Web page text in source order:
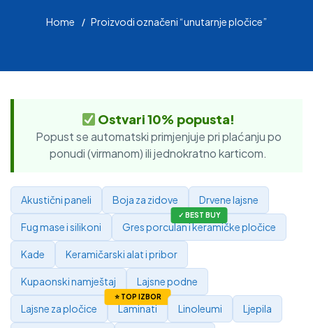
Home Proizvodi označeni “unutarnje pločice”
Ostvari 10% popusta!
Popust se automatski primjenjuje pri plaćanju po
ponudi (virmanom) ili jednokratno karticom.
Akustični paneli Boja za zidove Drvene lajsne
Fug mase i silikoni Gres porculan i keramičke pločice
Kade Keramičarski alat i pribor
Kupaonski namještaj Lajsne podne
Lajsne za pločice Laminati Linoleumi Ljepila